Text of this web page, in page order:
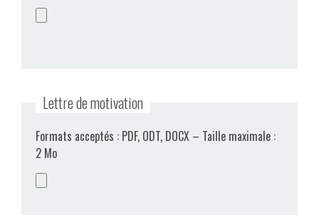
Lettre de motivation
Formats acceptés : PDF, ODT, DOCX – Taille maximale :
2 Mo